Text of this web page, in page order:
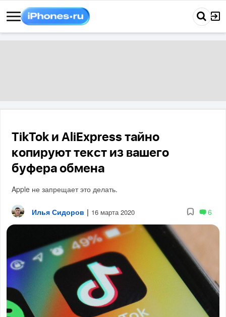
TikTok и AliExpress тайно
копируют текст из вашего
буфера обмена
Apple не запрещает это делать.
Илья Сидоров | 16 марта 2020 6